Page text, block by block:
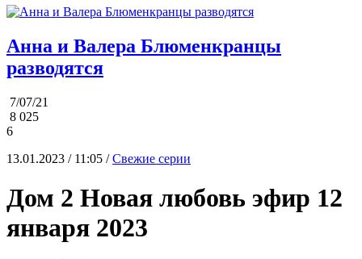
Анна и Валера Блюменкранцы
разводятся
7/07/21
8 025
6
13.01.2023 / 11:05 /Свежие серии
Дом 2 Новая любовь эфир 12
января 2023